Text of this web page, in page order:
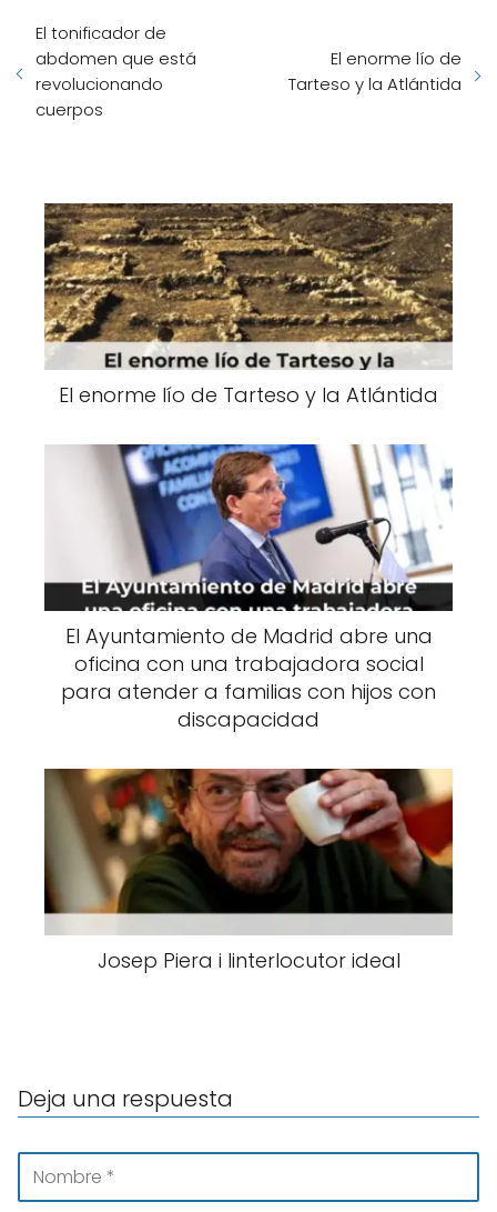
El tonificador de
abdomen que está
revolucionando
cuerpos
El enorme lío de
Tarteso y la Atlántida
El enorme lío de Tarteso y la Atlántida
El Ayuntamiento de Madrid abre una
oficina con una trabajadora social
para atender a familias con hijos con
discapacidad
Josep Piera i linterlocutor ideal
Deja una respuesta